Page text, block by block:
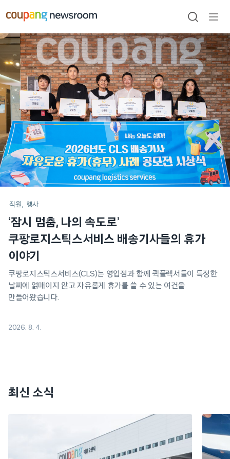
건너뛰기
검색
열기
메인
포스트
직원 행사
‘잠시 멈춤, 나의 속도로’
쿠팡로지스틱스서비스 배송기사들의 휴가
이야기
쿠팡로지스틱스서비스(CLS)는 영업점과 함께 퀵플렉서들이 특정한
날짜에 얽매이지 않고 자유롭게 휴가를 쓸 수 있는 여건을
만들어왔습니다.
2026. 8. 4.
최신 소식